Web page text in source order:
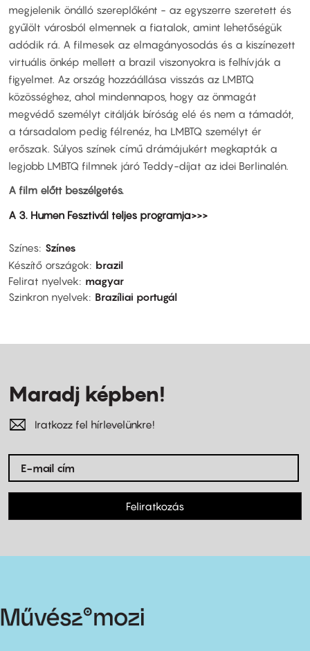
megjelenik önálló szereplőként - az egyszerre szeretett és
gyűlölt városból elmennek a fiatalok, amint lehetőségük
adódik rá. A filmesek az elmagányosodás és a kiszínezett
virtuális önkép mellett a brazil viszonyokra is felhívják a
figyelmet. Az ország hozzáállása visszás az LMBTQ
közösséghez, ahol mindennapos, hogy az önmagát
megvédő személyt citálják bíróság elé és nem a támadót,
a társadalom pedig félrenéz, ha LMBTQ személyt ér
erőszak. Súlyos színek című drámájukért megkapták a
legjobb LMBTQ filmnek járó Teddy-díjat az idei Berlinalén.
A film előtt beszélgetés.
A 3. Humen Fesztivál teljes programja>>>
Színes Színes
Készítő országok
brazil
Felirat nyelvek
magyar
Szinkron nyelvek
Brazíliai portugál
Maradj képben!
Iratkozz fel hírlevelünkre!
Feliratkozás